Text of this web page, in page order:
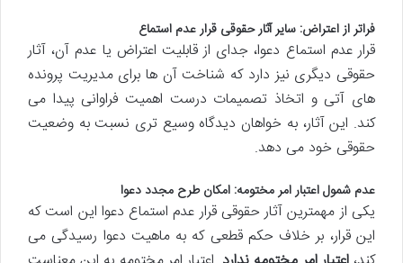
فراتر از اعتراض: سایر آثار حقوقی قرار عدم استماع
قرار عدم استماع دعوا، جدای از قابلیت اعتراض یا عدم آن، آثار
حقوقی دیگری نیز دارد که شناخت آن ها برای مدیریت پرونده
های آتی و اتخاذ تصمیمات درست اهمیت فراوانی پیدا می
کند. این آثار، به خواهان دیدگاه وسیع تری نسبت به وضعیت
حقوقی خود می دهد.
عدم شمول اعتبار امر مختومه: امکان طرح مجدد دعوا
یکی از مهمترین آثار حقوقی قرار عدم استماع دعوا این است که
این قرار، بر خلاف حکم قطعی که به ماهیت دعوا رسیدگی می